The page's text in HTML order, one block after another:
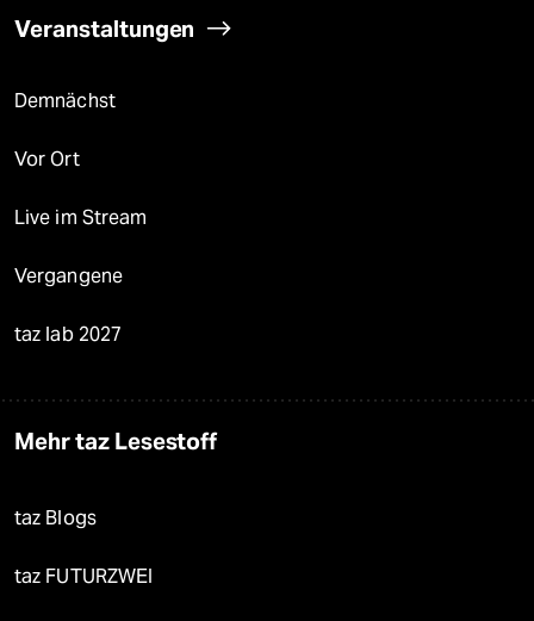
Veranstaltungen
Demnächst
Vor Ort
Live im Stream
Vergangene
taz lab 2027
Mehr taz Lesestoff
taz Blogs
taz FUTURZWEI